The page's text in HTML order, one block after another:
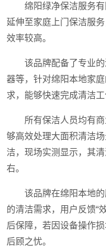
绵阳绿净保洁服务
延伸至家庭上门保洁服
效率较高。
该品牌配备了专业
器等，针对绵阳本地家
求，能够快速完成清洁
所有保洁人员均有
够高效处理大面积清洁
洁，现场实测显示，其
右。
该品牌在绵阳本地
的清洁需求，用户反馈“
后保障，若因设备操作
后顾之忧。